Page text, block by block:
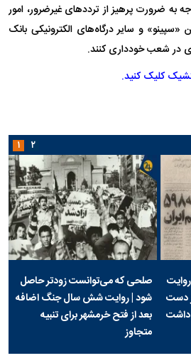
به ضرورت پرهیز از تردد‌های غیرضرور، امور
«سپینو» و سایر درگاه‌های الکترونیکی بانک
در شعب خودداری کنند.
کلیک کنید.​
طلسم قطعنامه ۵۹۸ | روایت
دست
داشت
صلحی که می‌توانست زودتر حاصل
شود | روایت شش سال جنگ اضافه
بعد از فتح خرمشهر برای تنبیه
متجاوز
۱ ۲